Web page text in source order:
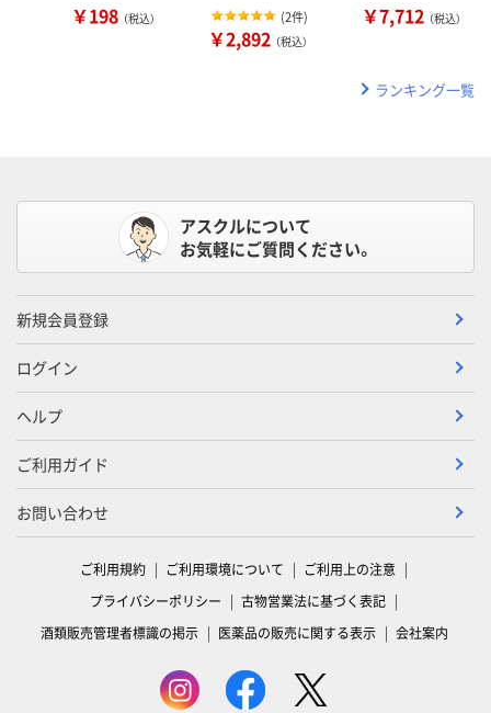
￥198 （税込）
(2件)
￥2,892 （税込）
￥7,712 （税込）
ランキング一覧
アスクルについて
お気軽にご質問ください。
新規会員登録
ログイン
ヘルプ
ご利用ガイド
お問い合わせ
ご利用規約 ご利用環境について
ご利用上の注意
プライバシーポリシー
古物営業法に基づく表記
酒類販売管理者標識の掲示
医薬品の販売に関する表示 会社案内